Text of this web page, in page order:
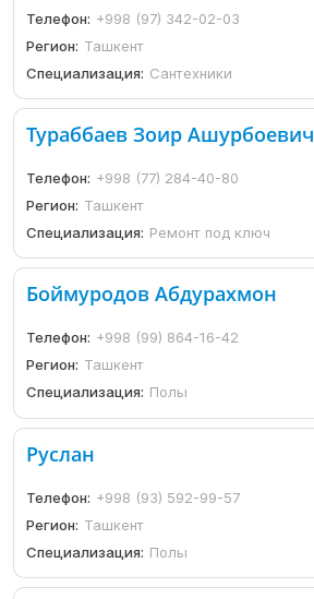
Телефон: +998 (97) 342-02-03
Регион: Ташкент
Специализация: Сантехники
Тураббаев Зоир Ашурбоевич
Телефон: +998 (77) 284-40-80
Регион: Ташкент
Специализация: Ремонт под ключ
Боймуродов Абдурахмон
Телефон: +998 (99) 864-16-42
Регион: Ташкент
Специализация: Полы
Руслан
Телефон: +998 (93) 592-99-57
Регион: Ташкент
Специализация: Полы